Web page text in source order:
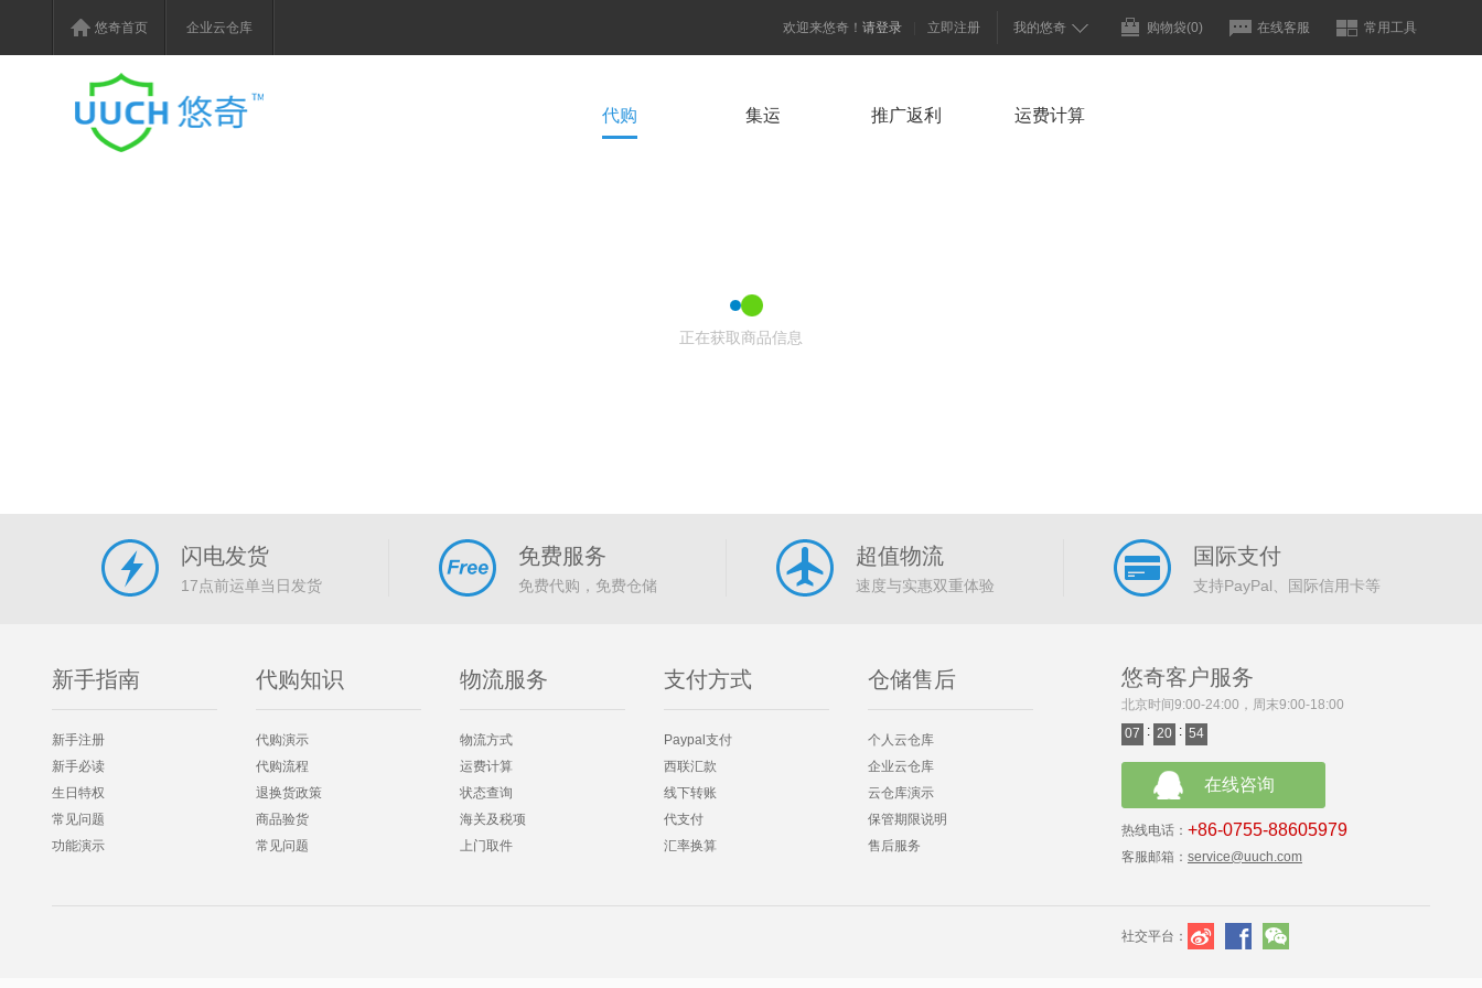
悠奇首页 企业云仓库 欢迎来悠奇！ 请登录 立即注册 我的悠奇 购物袋(0) 在线客服 常用工具
代购 集运 推广返利 运费计算
正在获取商品信息
闪电发货
17点前运单当日发货
免费服务
免费代购，免费仓储
超值物流
速度与实惠双重体验
国际支付
支持PayPal、国际信用卡等
新手指南
新手注册
新手必读
生日特权
常见问题
功能演示
代购知识
代购演示
代购流程
退换货政策
商品验货
常见问题
物流服务
物流方式
运费计算
状态查询
海关及税项
上门取件
支付方式
Paypal支付
西联汇款
线下转账
代支付
汇率换算
仓储售后
个人云仓库
企业云仓库
云仓库演示
保管期限说明
售后服务
悠奇客户服务
北京时间9:00-24:00，周末9:00-18:00
07 : 20 : 54
在线咨询
热线电话： +86-0755-88605979
客服邮箱： service@uuch.com
社交平台：